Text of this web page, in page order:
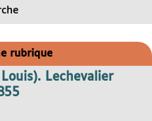
rubrique
Lechevalier